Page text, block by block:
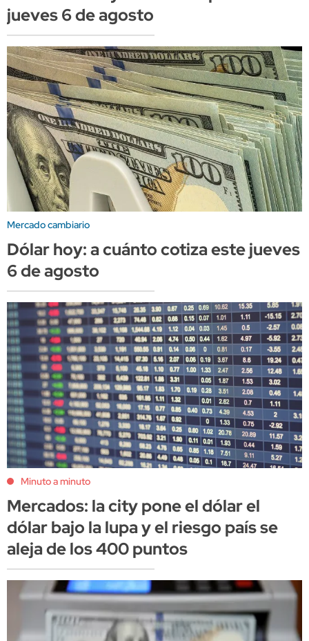
jueves 6 de agosto
Mercado cambiario
Dólar hoy: a cuánto cotiza este jueves
6 de agosto
Minuto a minuto
Mercados: la city pone el dólar el
dólar bajo la lupa y el riesgo país se
aleja de los 400 puntos